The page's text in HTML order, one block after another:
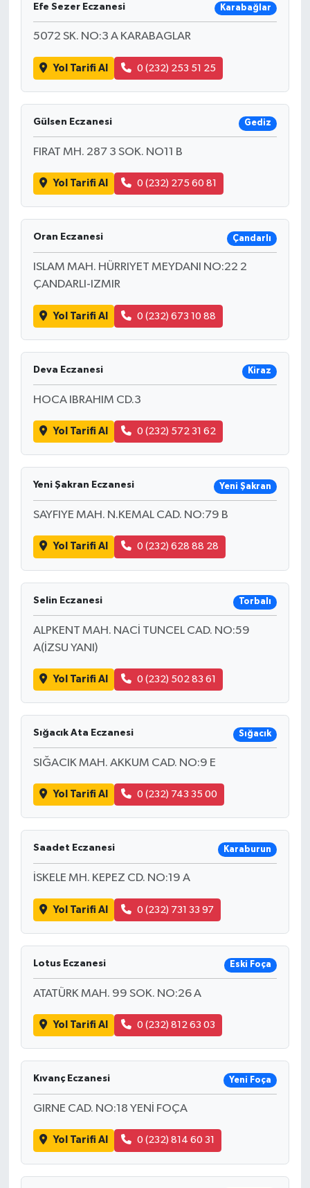
Efe Sezer Eczanesi Karabağlar
5072 SK. NO:3 A KARABAGLAR
Yol Tarifi Al 0 (232) 253 51 25
Gülsen Eczanesi Gediz
FIRAT MH. 287 3 SOK. NO11 B
Yol Tarifi Al 0 (232) 275 60 81
Oran Eczanesi Çandarlı
ISLAM MAH. HÜRRIYET MEYDANI NO:22 2
ÇANDARLI-IZMIR
Yol Tarifi Al 0 (232) 673 10 88
Deva Eczanesi Kiraz
HOCA IBRAHIM CD.3
Yol Tarifi Al 0 (232) 572 31 62
Yeni Şakran Eczanesi Yeni Şakran
SAYFIYE MAH. N.KEMAL CAD. NO:79 B
Yol Tarifi Al 0 (232) 628 88 28
Selin Eczanesi Torbalı
ALPKENT MAH. NACİ TUNCEL CAD. NO:59
A(İZSU YANI)
Yol Tarifi Al 0 (232) 502 83 61
Sığacık Ata Eczanesi Sığacık
SIĞACIK MAH. AKKUM CAD. NO:9 E
Yol Tarifi Al 0 (232) 743 35 00
Saadet Eczanesi Karaburun
İSKELE MH. KEPEZ CD. NO:19 A
Yol Tarifi Al 0 (232) 731 33 97
Lotus Eczanesi Eski Foça
ATATÜRK MAH. 99 SOK. NO:26 A
Yol Tarifi Al 0 (232) 812 63 03
Kıvanç Eczanesi Yeni Foça
GIRNE CAD. NO:18 YENİ FOÇA
Yol Tarifi Al 0 (232) 814 60 31